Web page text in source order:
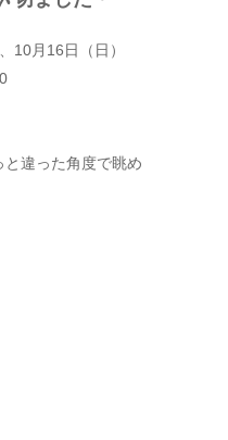
10月16日（日）
と違った角度で眺め